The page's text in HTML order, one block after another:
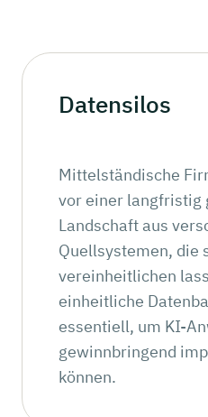
Datensilos
Mittelständische
vor einer langfristig
Landschaft aus
Quellsystemen, die
vereinheitlichen
einheitliche
essentiell, um KI-
gewinnbringend
können.